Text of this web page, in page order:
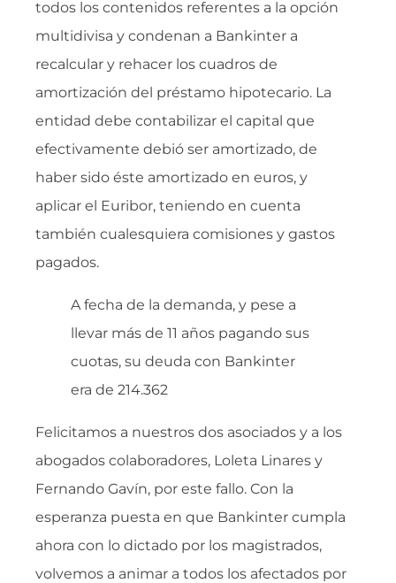
todos los contenidos referentes a la opción
multidivisa y condenan a Bankinter a
recalcular y rehacer los cuadros de
amortización del préstamo hipotecario. La
entidad debe contabilizar el capital que
efectivamente debió ser amortizado, de
haber sido éste amortizado en euros, y
aplicar el Euribor, teniendo en cuenta
también cualesquiera comisiones y gastos
pagados.
A fecha de la demanda, y pese a
llevar más de 11 años pagando sus
cuotas, su deuda con Bankinter
era de 214.362
Felicitamos a nuestros dos asociados y a los
abogados colaboradores, Loleta Linares y
Fernando Gavín, por este fallo. Con la
esperanza puesta en que Bankinter cumpla
ahora con lo dictado por los magistrados,
volvemos a animar a todos los afectados por